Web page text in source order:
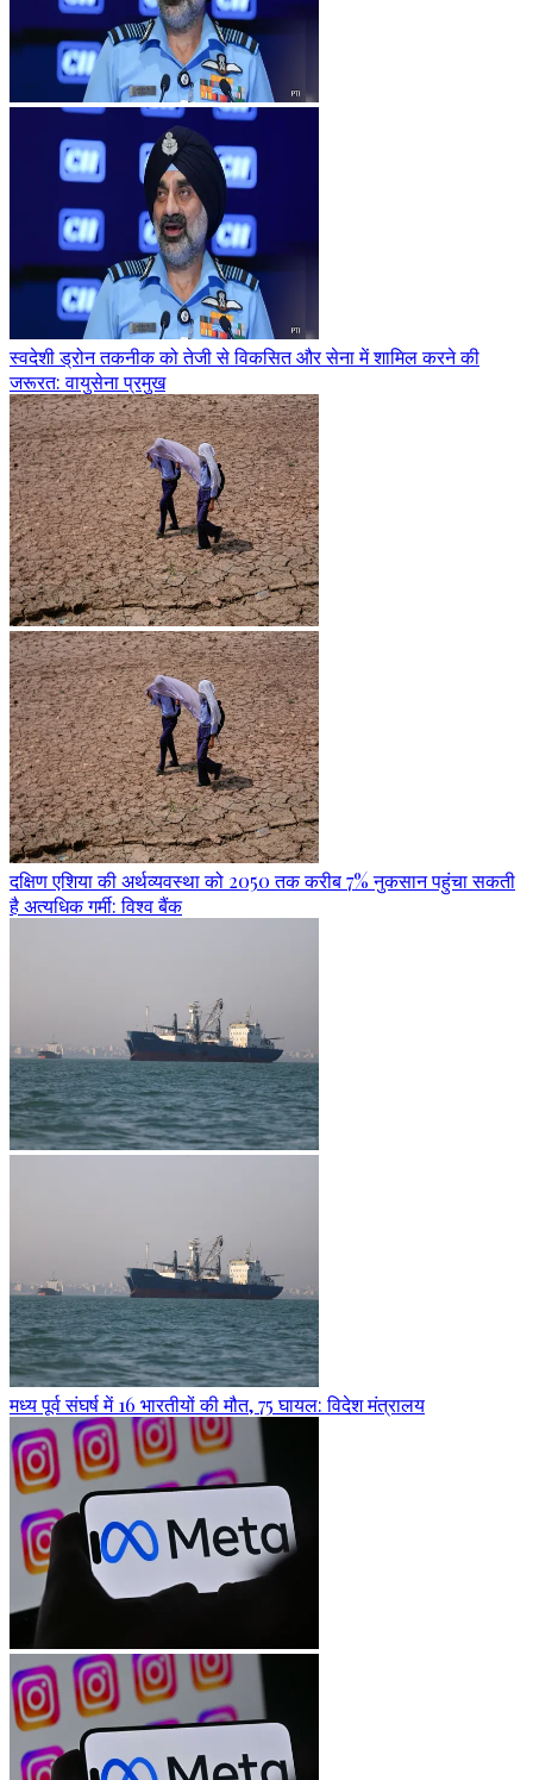
स्वदेशी ड्रोन तकनीक को तेजी से विकसित और सेना में शामिल करने की
जरूरत: वायुसेना प्रमुख
दक्षिण एशिया की अर्थव्यवस्था को 2050 तक करीब 7% नुकसान पहुंचा सकती
है अत्यधिक गर्मी: विश्व बैंक
मध्य पूर्व संघर्ष में 16 भारतीयों की मौत, 75 घायल: विदेश मंत्रालय